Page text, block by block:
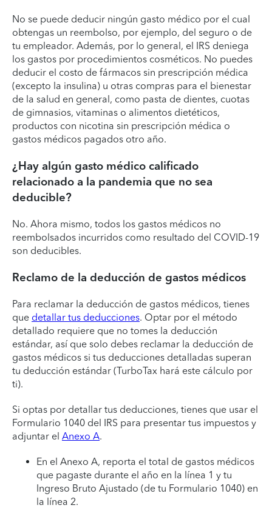
No se puede deducir ningún gasto médico por el cual
obtengas un reembolso, por ejemplo, del seguro o de
tu empleador. Además, por lo general, el IRS deniega
los gastos por procedimientos cosméticos. No puedes
deducir el costo de fármacos sin prescripción médica
(excepto la insulina) u otras compras para el bienestar
de la salud en general, como pasta de dientes, cuotas
de gimnasios, vitaminas o alimentos dietéticos,
productos con nicotina sin prescripción médica o
gastos médicos pagados otro año.
¿Hay algún gasto médico calificado
relacionado a la pandemia que no sea
deducible?
No. Ahora mismo, todos los gastos médicos no
reembolsados incurridos como resultado del COVID-19
son deducibles.
Reclamo de la deducción de gastos médicos
Para reclamar la deducción de gastos médicos, tienes
que detallar tus deducciones. Optar por el método
detallado requiere que no tomes la deducción
estándar, así que solo debes reclamar la deducción de
gastos médicos si tus deducciones detalladas superan
tu deducción estándar (TurboTax hará este cálculo por
ti).
Si optas por detallar tus deducciones, tienes que usar el
Formulario 1040 del IRS para presentar tus impuestos y
adjuntar el Anexo A.
En el Anexo A, reporta el total de gastos médicos
que pagaste durante el año en la línea 1 y tu
Ingreso Bruto Ajustado (de tu Formulario 1040) en
la línea 2.